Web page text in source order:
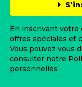
En inscrivant votre
offres spéciales et
Vous pouvez vous
consulter notre
personnelles